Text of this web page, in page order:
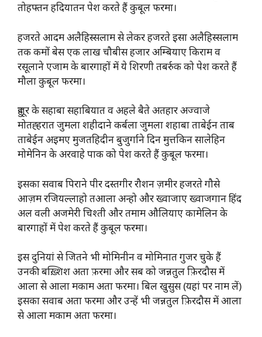
तोहफ्तन हदियातन पेश करते हैं कुबूल फरमा।
हजरते आदम अलैहिस्सलाम से लेकर हजरते इसा अलैहिस्सलाम
तक कमों बेस एक लाख चौबीस हजार अम्बियाए किराम व
रसूलाने एजाम के बारगाहों में ये शिरणी तबर्रुक को पेश करते हैं
मौला कुबूल फरमा।
हुजूर के सहाबा सहाबियात व अहले बैते अतहार अज्वाजे
मोतह्हरात जुमला शहीदाने कर्बला जुमला शहाबा ताबेईन ताब
ताबेईन अइमए मुजतहिदीन बुजुर्गाने दिन मुत्तकिन सालेहिन
मोमेनिन के अरवाहे पाक को पेश करते हैं कुबूल फरमा।
इसका सवाब पिराने पीर दस्तगीर रौशन ज़मीर हजरते गौसे
आज़म रजियल्लाहो तआला अन्हो और ख्वाजाए ख्वाजगान हिंद
अल वली अजमेरी चिश्ती और तमाम औलियाए कामेलिन के
बारगाहों में पेश करते हैं कुबूल फरमा।
इस दुनियां से जितने भी मोमिनीन व मोमिनात गुजर चुके हैं
उनकी बख़्शिश अता फ़रमा और सब को जन्नतुल फ़िरदौस में
आला से आला मकाम अता फरमा। बिल खुसुस (यहां पर नाम लें)
इसका सवाब अता फरमा और उन्हें भी जन्नतुल फ़िरदौस में आला
से आला मकाम अता फरमा।